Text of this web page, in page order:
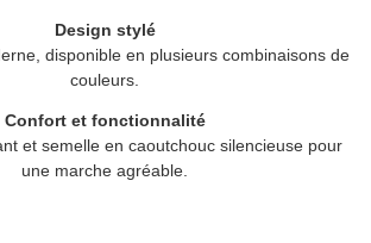
Design stylé
disponible en plusieurs combinaisons de
couleurs.
Confort et fonctionnalité
et semelle en caoutchouc silencieuse pour
une marche agréable.